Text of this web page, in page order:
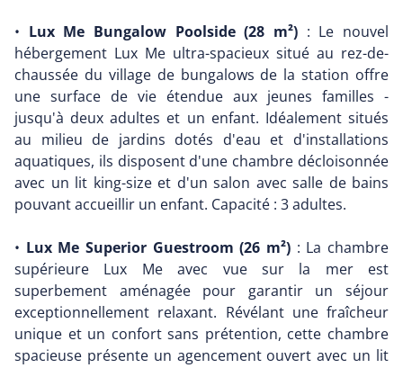
• Lux Me Bungalow Poolside (28 m²) : Le nouvel
hébergement Lux Me ultra-spacieux situé au rez-de-
chaussée du village de bungalows de la station offre
une surface de vie étendue aux jeunes familles -
jusqu'à deux adultes et un enfant. Idéalement situés
au milieu de jardins dotés d'eau et d'installations
aquatiques, ils disposent d'une chambre décloisonnée
avec un lit king-size et d'un salon avec salle de bains
pouvant accueillir un enfant. Capacité : 3 adultes.
• Lux Me Superior Guestroom (26 m²) : La chambre
supérieure Lux Me avec vue sur la mer est
superbement aménagée pour garantir un séjour
exceptionnellement relaxant. Révélant une fraîcheur
unique et un confort sans prétention, cette chambre
spacieuse présente un agencement ouvert avec un lit